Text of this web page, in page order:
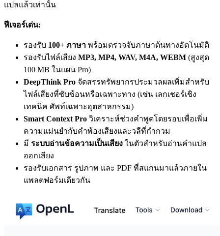
แปลแล้วเท่านั้น
ฟีเจอร์เด่น:
รองรับ 100+ ภาษา พร้อมตรวจจับภาษาต้นทางอัตโนมัติ
รองรับไฟล์เสียง MP3, MP4, WAV, M4A, WEBM (สูงสุด
100 MB ในแผน Pro)
DeepThink Pro จัดสรรทรัพยากรประมวลผลเพิ่มสำหรับ
ไฟล์เสียงที่ซับซ้อนหรือเฉพาะทาง (เช่น เลกเชอร์เชิง
เทคนิค ศัพท์เฉพาะอุตสาหกรรม)
Smart Context Pro วิเคราะห์ช่วงคำพูดโดยรอบเพื่อเพิ่ม
ความแม่นยำกับคำพ้องเสียงและวลีที่กำกวม
มี ระบบอ่านข้อความเป็นเสียง ในตัวสำหรับอ่านคำแปล
ออกเสียง
รองรับเอกสาร รูปภาพ และ PDF ที่สแกนมาแล้วภายใน
แพลตฟอร์มเดียวกัน